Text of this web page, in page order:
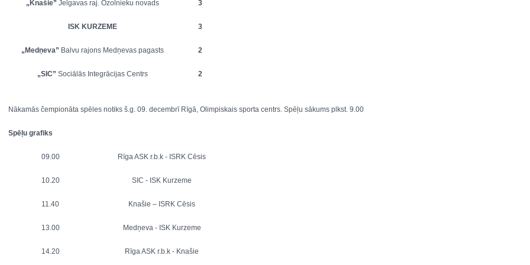
„Knašie” Jelgavas raj. Ozolnieku novads 3
ISK KURZEME 3
„Medņeva” Balvu rajons Medņevas pagasts 2
„SIC” Sociālās Integrācijas Centrs 2
Nākamās čempionāta spēles notiks š.g. 09. decembrī Rīgā, Olimpiskais sporta centrs. Spēļu sākums plkst. 9.00
Spēļu grafiks
09.00 Rīga ASK r.b.k - ISRK Cēsis
10.20 SIC - ISK Kurzeme
11.40 Knašie – ISRK Cēsis
13.00 Medņeva - ISK Kurzeme
14.20 Rīga ASK r.b.k - Knašie